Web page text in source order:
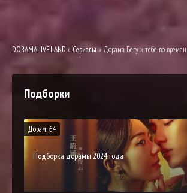
DORAMALIVE.LAND » Сериалы» Дорама Бегу к тебе во времени и
Подборки
Дорам: 64
Подборка дорамы 2024 года